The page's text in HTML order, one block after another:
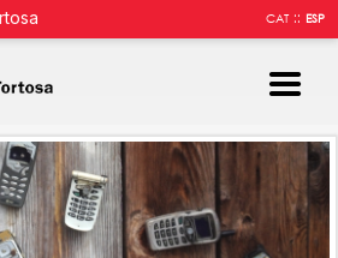
CAT::ESP